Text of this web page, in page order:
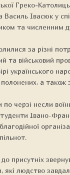
Греко-
Василь Івасюк у
та численним
за різні
та військовий
українського
а
черзі несли
Івано-
присутніх
які людство